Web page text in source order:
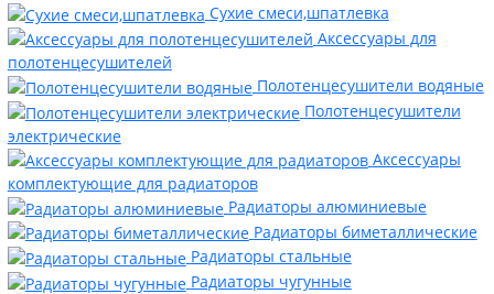
Сухие смеси,шпатлевка
Аксессуары для
полотенцесушителей
Полотенцесушители водяные
Полотенцесушители
электрические
Аксессуары
комплектующие для радиаторов
Радиаторы алюминиевые
Радиаторы биметаллические
Радиаторы стальные
Радиаторы чугунные